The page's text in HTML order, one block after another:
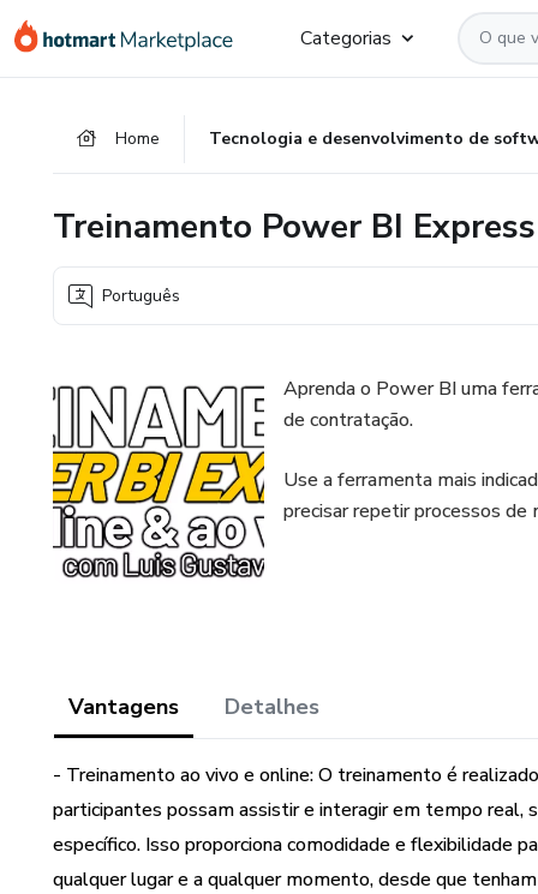
para
para
para
Categorias
Home Tecnologia e desenvolvimento de
Treinamento Power BI
Português
Aprenda o Power BI uma
de contratação.
Use a ferramenta mais
precisar repetir processos de
Vantagens Detalhes
- Treinamento ao vivo e online: O treinamento é
participantes possam assistir e interagir em tempo real,
específico. Isso proporciona comodidade e flexibilidade
qualquer lugar e a qualquer momento, desde que